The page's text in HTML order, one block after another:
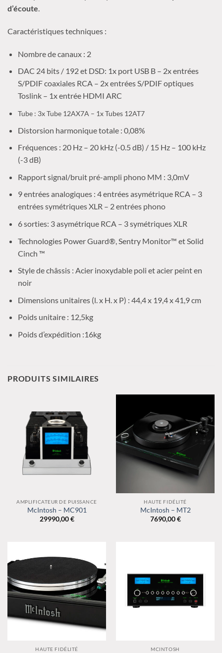
d’écoute.
Caractéristiques techniques :
Nombre de canaux : 2
DAC 24 bits / 192 et DSD: 1x port USB B – 2x entrées
S/PDIF coaxiales RCA – 2x entrées S/PDIF optiques
Toslink – 1x entrée HDMI ARC
Tube : 3x Tube 12AX7A – 1x Tubes 12AT7
Distorsion harmonique totale : 0,08%
Fréquences : 20 Hz – 20 kHz (-0.5 dB) / 15 Hz – 100 kHz
(-3 dB)
Rapport signal/bruit pré-ampli phono MM : 3,0mV
9 entrées analogiques : 4 entrées asymétrique RCA – 3
entrées symétriques XLR – 2 entrées phono
6 sorties: 3 asymétrique RCA – 3 symétriques XLR
Technologies Power Guard®, Sentry Monitor™ et Solid
Cinch ™
Style de châssis : Acier inoxydable poli et acier peint en
noir
Dimensions unitaires (l. x H. x P) : 44,4 x 19,4 x 41,9 cm
Poids unitaire : 12,5kg
Poids d’expédition :16kg
PRODUITS SIMILAIRES
AMPLIFICATEUR DE PUISSANCE
McIntosh – MC901
29990,00€
HAUTE FIDÉLITÉ
McIntosh – MT2
7690,00€
HAUTE FIDÉLITÉ MCINTOSH